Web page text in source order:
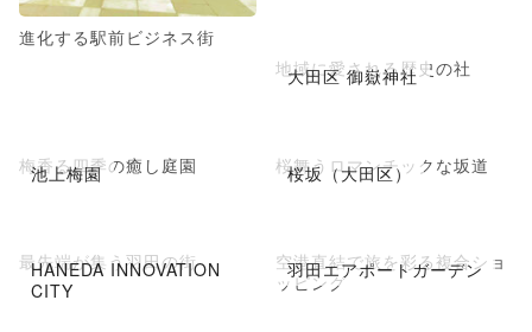
進化する駅前ビジネス街
大田区 御嶽神社
地域に愛される歴史の社
池上梅園
梅香る四季の癒し庭園 桜坂（大田区）
桜舞うロマンチックな坂道
HANEDA INNOVATION
CITY
最先端が集う羽田の街 羽田エアポートガーデン
空港直結で旅を彩る複合ショ
ッピング